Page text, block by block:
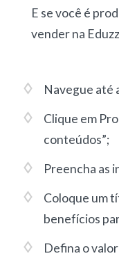
E se você é
vender na
Navegue até
Clique em
conteúdos”;
Preencha as
Coloque um
benefícios
Defina o